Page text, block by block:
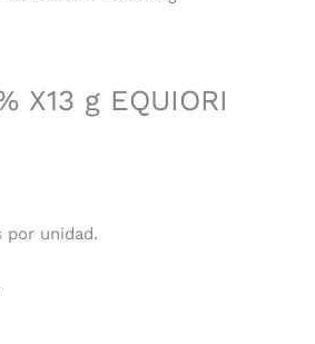
X13 g EQUIORI
por unidad.